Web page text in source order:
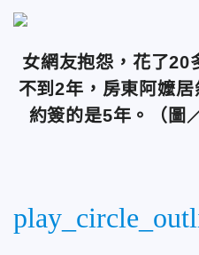
女網友抱怨，花了20
不到2年，房東阿嬤
約簽的是5年。（圖